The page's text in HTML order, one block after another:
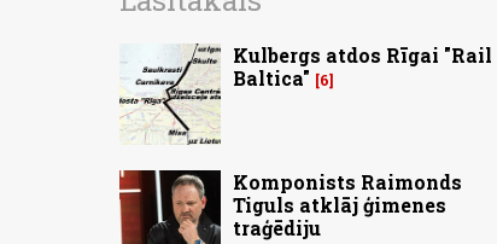
Kulbergs atdos Rīgai "Rail
Baltica"
6
Komponists Raimonds
Tiguls atklāj ģimenes
traģēdiju